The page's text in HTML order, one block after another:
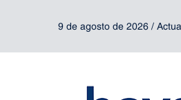
9 de agosto de 2026 /